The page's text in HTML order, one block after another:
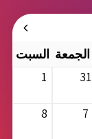
الجمعة السبت
31
1
7
8